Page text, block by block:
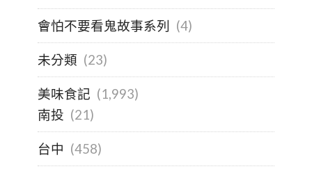
會怕不要看鬼故事系列 (4)
未分類 (23)
美味食記 (1,993)
南投 (21)
台中 (458)